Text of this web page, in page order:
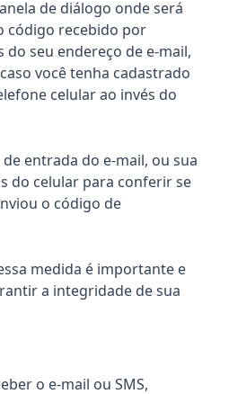
de diálogo onde será
código recebido por
do seu endereço de e-mail,
você tenha cadastrado
celular ao invés do
de entrada do e-mail, ou sua
do celular para conferir se
o código de
medida é importante e
a integridade de sua
o e-mail ou SMS,